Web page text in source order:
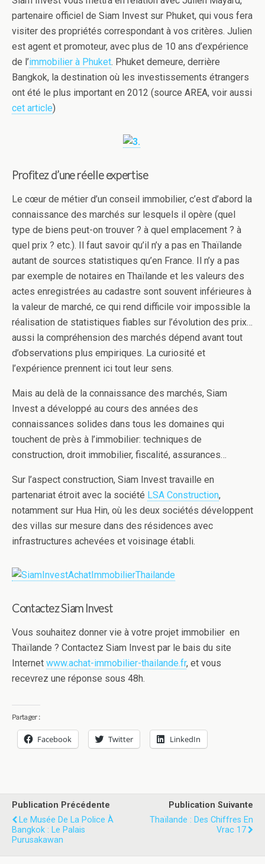
partenaire officiel de Siam Invest sur Phuket, qui vous fera
visiter des propriétés correspondant à vos critères. Julien
est agent et promoteur, avec plus de 10 ans d’expérience
de l’immobilier à Phuket. Phuket demeure, derrière
Bangkok, la destination où les investissements étrangers
ont été le plus important en 2012 (source AREA, voir aussi
cet article)
Profitez d’une réelle expertise
Le cœur de métier d’un conseil immobilier, c’est d’abord la
connaissance des marchés sur lesquels il opère (quel
type de biens peut-on trouver ? à quel emplacement ? à
quel prix ? etc.). Il faut savoir qu’il n’y a pas en Thaïlande
autant de sources statistiques qu’en France. Il n’y a pas
par exemple de notaires en Thaïlande et les valeurs des
actes enregistrées au cadastre sont souvent inférieures à
la valeur de marché, ce qui rend difficile voir impossible la
réalisation de statistiques fiables sur l’évolution des prix…
aussi la compréhension des marchés dépend avant tout
d’observations plus empiriques. La curiosité et
l’expérience prennent ici tout leur sens.
Mais au delà de la connaissance des marchés, Siam
Invest a développé au cours des années des
connaissances solides dans tous les domaines qui
touchent de près à l’immobilier: techniques de
construction, droit immobilier, fiscalité, assurances…
Sur l’aspect construction, Siam Invest travaille en
partenariat étroit avec la société LSA Construction,
notamment sur Hua Hin, où les deux sociétés développent
des villas sur mesure dans des résidences avec
infrastructures achevées et voisinage établi.
Contactez Siam Invest
Vous souhaitez donner vie à votre projet immobilier en
Thaïlande ? Contactez Siam Invest par le bais du site
Internet www.achat-immobilier-thailande.fr, et vous
recevrez une réponse sous 48h.
Partager :
Facebook Twitter LinkedIn
Publication Précédente
Le Musée De La Police À
Bangkok : Le Palais
Purusakawan
Publication Suivante
Thaïlande : Des Chiffres En
Vrac 17